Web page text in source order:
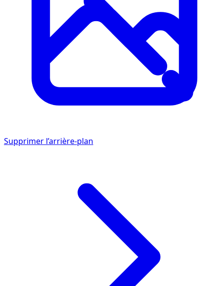
Supprimer l’arrière-plan